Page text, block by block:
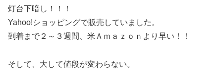
灯台下暗し！！！
Yahoo!ショッピングで販売していました。
到着まで２～３週間、米Ａｍａｚｏｎより早い！！
そして、大して値段が変わらない。